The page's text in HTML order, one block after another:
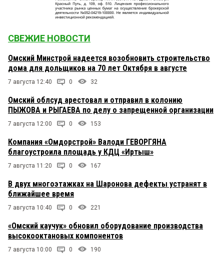
СВЕЖИЕ НОВОСТИ
Омский Минстрой надеется возобновить строительство
дома для дольщиков на 70 лет Октября в августе
7 августа 12:40 0 32
Омский облсуд арестовал и отправил в колонию
ПЫЖОВА и РЫГАЕВА по делу о запрещенной организации
7 августа 12:00 0 153
Компания «Омдорстрой» Валоди ГЕВОРГЯНА
благоустроила площадь у КДЦ «Иртыш»
7 августа 11:20 0 167
В двух многоэтажках на Шаронова дефекты устранят в
ближайшее время
7 августа 10:40 0 221
«Омский каучук» обновил оборудование производства
высокооктановых компонентов
7 августа 10:00 0 190